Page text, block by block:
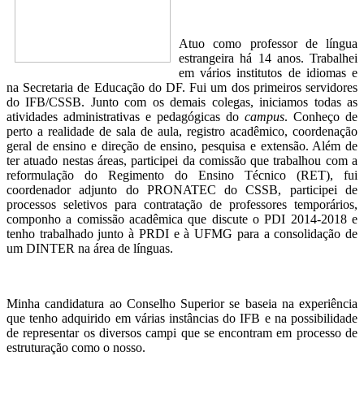
Atuo como professor de língua
estrangeira há 14 anos. Trabalhei
em vários institutos de idiomas e
na Secretaria de Educação do DF. Fui um dos primeiros servidores
do IFB/CSSB. Junto com os demais colegas, iniciamos todas as
atividades administrativas e pedagógicas do campus. Conheço de
perto a realidade de sala de aula, registro acadêmico, coordenação
geral de ensino e direção de ensino, pesquisa e extensão. Além de
ter atuado nestas áreas, participei da comissão que trabalhou com a
reformulação do Regimento do Ensino Técnico (RET), fui
coordenador adjunto do PRONATEC do CSSB, participei de
processos seletivos para contratação de professores temporários,
componho a comissão acadêmica que discute o PDI 2014-2018 e
tenho trabalhado junto à PRDI e à UFMG para a consolidação de
um DINTER na área de línguas.
Minha candidatura ao Conselho Superior se baseia na experiência
que tenho adquirido em várias instâncias do IFB e na possibilidade
de representar os diversos campi que se encontram em processo de
estruturação como o nosso.